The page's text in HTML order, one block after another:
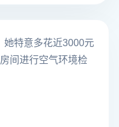
她特意多花近3000元
间进行空气环境检